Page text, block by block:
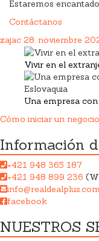
Estaremos
Contáctanos
zajac 28. noviembre
Vivir en el
Una empresa
Cómo iniciar un
Información
+421 948 365 187
+421 948 899 236
info@realdealplus.com
facebook
NUESTROS